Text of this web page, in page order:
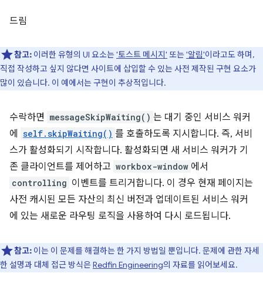
드림
참고: 이러한 유형의 UI 요소는'토스트 메시지' 또는'알림'이라고도 하며,
직접 작성하고 싶지 않다면 사이트에 삽입할 수 있는 사전 제작된 구현 요소가
많이 있습니다. 이 예에서는 구현이 추상적입니다.
수락하면 messageSkipWaiting() 는 대기 중인 서비스 워커
에
self.skipWaiting() 를 호출하도록 지시합니다. 즉, 서비
스가 활성화되기 시작합니다. 활성화되면 새 서비스 워커가 기
존 클라이언트를 제어하고 workbox-window 에서
controlling 이벤트를 트리거합니다. 이 경우 현재 페이지는
사전 캐시된 모든 자산의 최신 버전과 업데이트된 서비스 워커
에 있는 새로운 라우팅 로직을 사용하여 다시 로드됩니다.
참고: 이는 이 문제를 해결하는 한 가지 방법일 뿐입니다. 문제에 관한 자세
한 설명과 대체 접근 방식은Redfin Engineering의 자료를 읽어보세요.